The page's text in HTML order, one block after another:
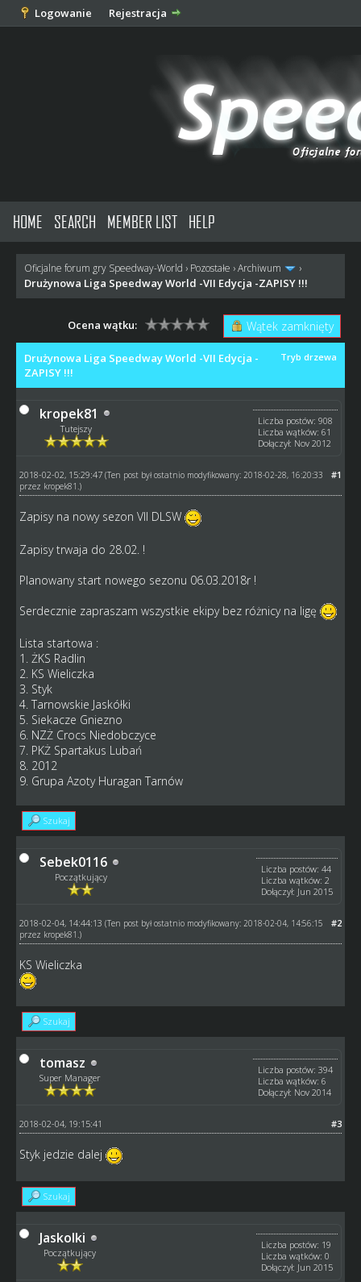
Logowanie Rejestracja
HOME SEARCH MEMBER LIST HELP
Oficjalne forum gry Speedway-World › Pozostałe ›Archiwum ›
Drużynowa Liga Speedway World -VII Edycja -ZAPISY !!!
Wątek zamknięty
Ocena wątku:
Tryb drzewa
Drużynowa Liga Speedway World -VII Edycja -
ZAPISY !!!
kropek81
Tutejszy
Liczba postów: 908
Liczba wątków: 61
Dołączył: Nov 2012
#1
2018-02-02, 15:29:47 (Ten post był ostatnio modyfikowany: 2018-02-28, 16:20:33
przez kropek81 .)
Zapisy na nowy sezon VII DLSW
Zapisy trwaja do 28.02. !
Planowany start nowego sezonu 06.03.2018r !
Serdecznie zapraszam wszystkie ekipy bez różnicy na ligę
Lista startowa :
1. ŻKS Radlin
2. KS Wieliczka
3. Styk
4. Tarnowskie Jaskółki
5. Siekacze Gniezno
6. NZŻ Crocs Niedobczyce
7. PKŻ Spartakus Lubań
8. 2012
9. Grupa Azoty Huragan Tarnów
Szukaj
Sebek0116
Początkujący
Liczba postów: 44
Liczba wątków: 2
Dołączył: Jun 2015
#2
2018-02-04, 14:44:13 (Ten post był ostatnio modyfikowany: 2018-02-04, 14:56:15
przez kropek81 .)
KS Wieliczka
Szukaj
tomasz
Super Manager
Liczba postów: 394
Liczba wątków: 6
Dołączył: Nov 2014
#3
2018-02-04, 19:15:41
Styk jedzie dalej
Szukaj
Jaskolki
Początkujący
Liczba postów: 19
Liczba wątków: 0
Dołączył: Jun 2015